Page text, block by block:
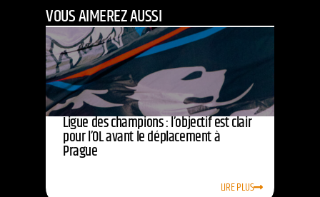
VOUS AIMEREZ AUSSI
Ligue des champions : l’objectif est clair
pour l’OL avant le déplacement à
Prague
LIRE PLUS